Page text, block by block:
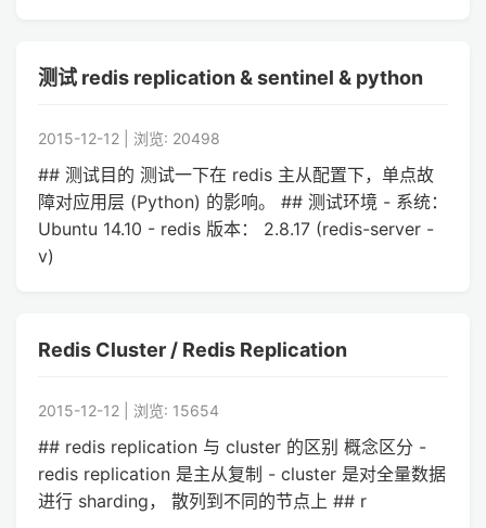
测试 redis replication & sentinel & python
2015-12-12 | 浏览: 20498
## 测试目的 测试一下在 redis 主从配置下，单点故
障对应用层 (Python) 的影响。 ## 测试环境 - 系统：
Ubuntu 14.10 - redis 版本： 2.8.17 (redis-server -
v)
Redis Cluster / Redis Replication
2015-12-12 | 浏览: 15654
## redis replication 与 cluster 的区别 概念区分 -
redis replication 是主从复制 - cluster 是对全量数据
进行 sharding， 散列到不同的节点上 ## r